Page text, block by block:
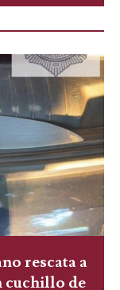
rescata a
cuchillo de